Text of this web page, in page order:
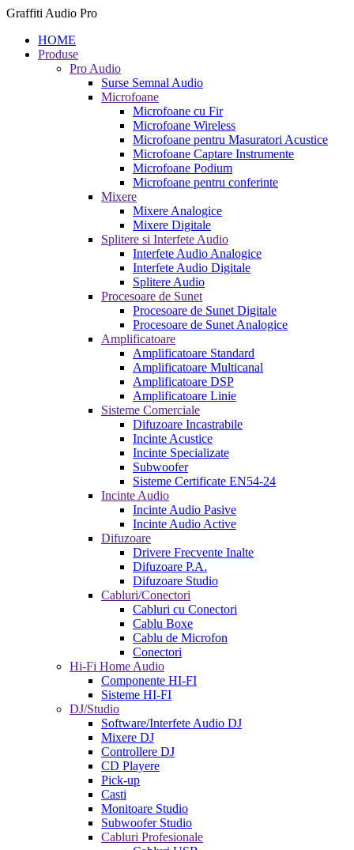
Graffiti Audio Pro
HOME
Produse
Pro Audio
Surse Semnal Audio
Microfoane
Microfoane cu Fir
Microfoane Wireless
Microfoane pentru Masuratori Acustice
Microfoane Captare Instrumente
Microfoane Podium
Microfoane pentru conferinte
Mixere
Mixere Analogice
Mixere Digitale
Splitere si Interfete Audio
Interfete Audio Analogice
Interfete Audio Digitale
Splitere Audio
Procesoare de Sunet
Procesoare de Sunet Digitale
Procesoare de Sunet Analogice
Amplificatoare
Amplificatoare Standard
Amplificatoare Multicanal
Amplificatoare DSP
Amplificatoare Linie
Sisteme Comerciale
Difuzoare Incastrabile
Incinte Acustice
Incinte Specializate
Subwoofer
Sisteme Certificate EN54-24
Incinte Audio
Incinte Audio Pasive
Incinte Audio Active
Difuzoare
Drivere Frecvente Inalte
Difuzoare P.A.
Difuzoare Studio
Cabluri/Conectori
Cabluri cu Conectori
Cablu Boxe
Cablu de Microfon
Conectori
Hi-Fi Home Audio
Componente HI-FI
Sisteme HI-FI
DJ/Studio
Software/Interfete Audio DJ
Mixere DJ
Controllere DJ
CD Playere
Pick-up
Casti
Monitoare Studio
Subwoofer Studio
Cabluri Profesionale